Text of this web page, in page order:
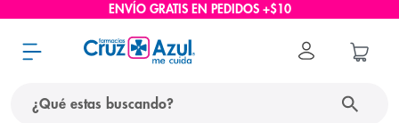
ENVÍO GRATIS EN PEDIDOS +$10